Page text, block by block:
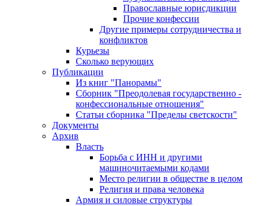
Православные юрисдикции
Прочие конфессии
Другие примеры сотрудничества и
конфликтов
Курьезы
Сколько верующих
Публикации
Из книг "Панорамы"
Сборник "Преодолевая государственно -
конфессиональные отношения"
Статьи сборника "Пределы светскости"
Документы
Архив
Власть
Борьба с ИНН и другими
машиночитаемыми кодами
Место религии в обществе в целом
Религия и права человека
Армия и силовые структуры